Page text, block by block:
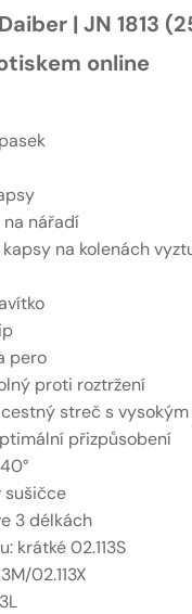
| JN 1813
online
na nářadí
na kolenách
pero
proti roztržení
streč s
přizpůsobení
sušičce
3 délkách
krátké 02.113S
02.113X